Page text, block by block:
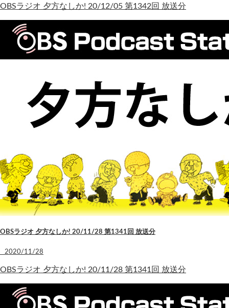
OBSラジオ 夕方なしか! 20/12/05 第1342回 放送分
OBSラジオ 夕方なしか! 20/11/28 第1341回 放送分
2020/11/28
OBSラジオ 夕方なしか! 20/11/28 第1341回 放送分